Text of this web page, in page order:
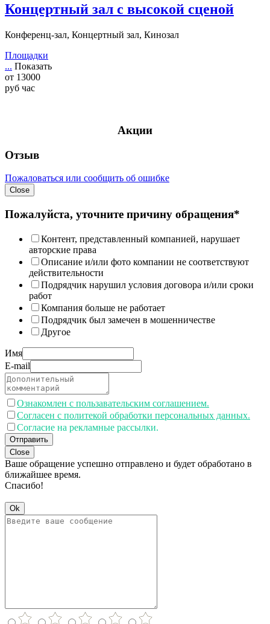
Концертный зал с высокой сценой
Конференц-зал, Концертный зал, Кинозал
Площадки
... Показать
от 13000
руб час
Акции
Отзыв
Пожаловаться или сообщить об ошибке
Close
Пожалуйста, уточните причину обращения*
Контент, представленный компанией, нарушает
авторские права
Описание и/или фото компании не соответствуют
действительности
Подрядчик нарушил условия договора и/или сроки
работ
Компания больше не работает
Подрядчик был замечен в мошенничестве
Другое
Имя
E-mail
Ознакомлен с пользавательским соглашением.
Согласен с политекой обработки персональных данных.
Согласие на рекламные рассылки.
Отправить
Close
Ваше обращение успешно отправлено и будет обработано в
ближайшее время.
Спасибо!
Ok